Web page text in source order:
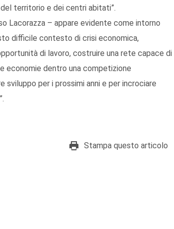
territorio e dei centri abitati”.
Lacorazza – appare evidente come intorno
difficile contesto di crisi economica,
di lavoro, costruire una rete capace di
economie dentro una competizione
sviluppo per i prossimi anni e per incrociare
Stampa questo articolo